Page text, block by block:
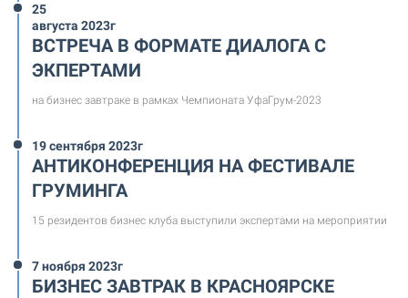
25
августа 2023г
ВСТРЕЧА В ФОРМАТЕ ДИАЛОГА С
ЭКПЕРТАМИ
на бизнес завтраке в рамках Чемпионата УфаГрум-2023
19 сентября 2023г
АНТИКОНФЕРЕНЦИЯ НА ФЕСТИВАЛЕ
ГРУМИНГА
15 резидентов бизнес клуба выступили экспертами на мероприятии
7 ноября 2023г
БИЗНЕС ЗАВТРАК В КРАСНОЯРСКЕ